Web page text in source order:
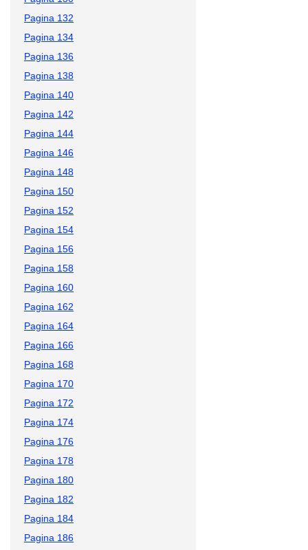
Pagina 132
Pagina 134
Pagina 136
Pagina 138
Pagina 140
Pagina 142
Pagina 144
Pagina 146
Pagina 148
Pagina 150
Pagina 152
Pagina 154
Pagina 156
Pagina 158
Pagina 160
Pagina 162
Pagina 164
Pagina 166
Pagina 168
Pagina 170
Pagina 172
Pagina 174
Pagina 176
Pagina 178
Pagina 180
Pagina 182
Pagina 184
Pagina 186